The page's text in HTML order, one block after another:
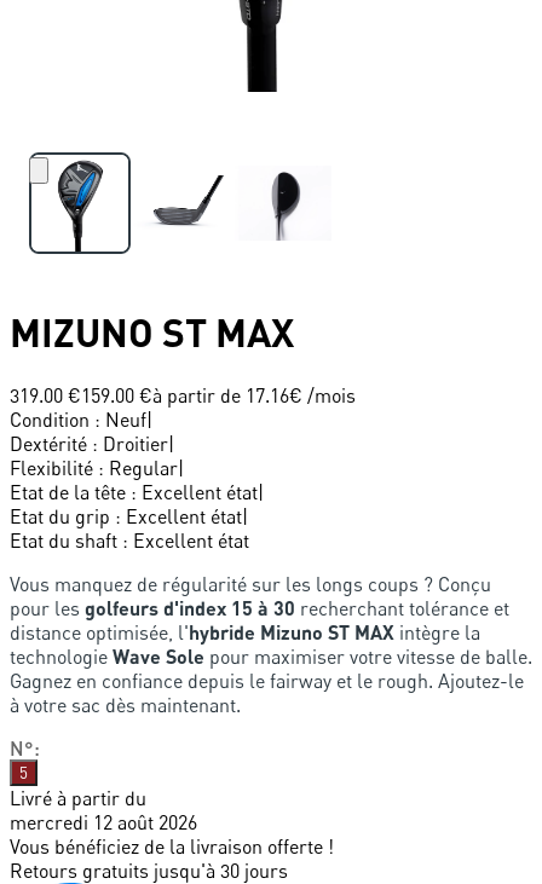
MIZUNO ST MAX
319.00 €159.00 €à partir de 17.16€ /mois
Condition : Neuf|
Dextérité : Droitier|
Flexibilité : Regular|
Etat de la tête : Excellent état|
Etat du grip : Excellent état|
Etat du shaft : Excellent état
Vous manquez de régularité sur les longs coups ? Conçu
pour les golfeurs d'index 15 à 30 recherchant tolérance et
distance optimisée, l'hybride Mizuno ST MAX intègre la
technologie Wave Sole pour maximiser votre vitesse de balle.
Gagnez en confiance depuis le fairway et le rough. Ajoutez-le
à votre sac dès maintenant.
N°:
5
Livré à partir du
mercredi 12 août 2026
Vous bénéficiez de la livraison offerte !
Retours gratuits jusqu'à 30 jours